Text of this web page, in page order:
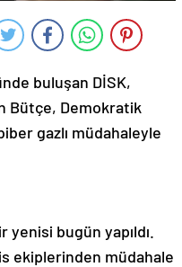
buluşan DİSK,
Bütçe, Demokratik
gazlı müdahaleyle
bugün yapıldı.
ekiplerinden müdahale